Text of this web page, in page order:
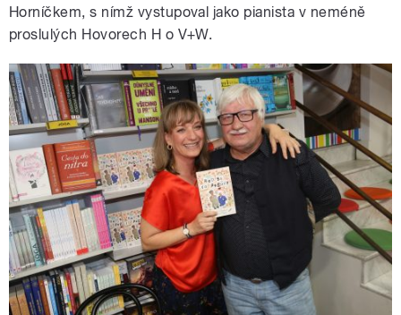
Horníčkem, s nímž vystupoval jako pianista v neméně
proslulých Hovorech H o V+W.